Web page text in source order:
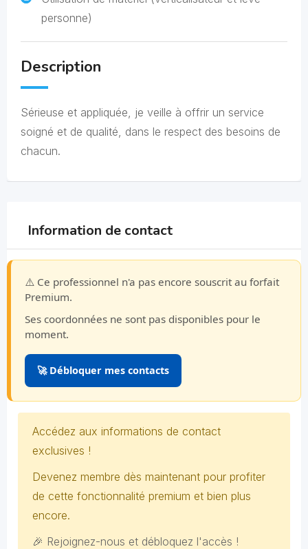
personne)
Description
Sérieuse et appliquée, je veille à offrir un service
soigné et de qualité, dans le respect des besoins de
chacun.
Information de contact
⚠️ Ce professionnel n'a pas encore souscrit au forfait
Premium.
Ses coordonnées ne sont pas disponibles pour le
moment.
🚀 Débloquer mes contacts
Accédez aux informations de contact
exclusives !
Devenez membre dès maintenant pour profiter
de cette fonctionnalité premium et bien plus
encore.
🎉 Rejoignez-nous et débloquez l'accès !